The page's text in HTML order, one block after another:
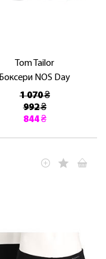
Tom Tailor
Боксери NOS Day
1 070 ₴
992 ₴
844 ₴